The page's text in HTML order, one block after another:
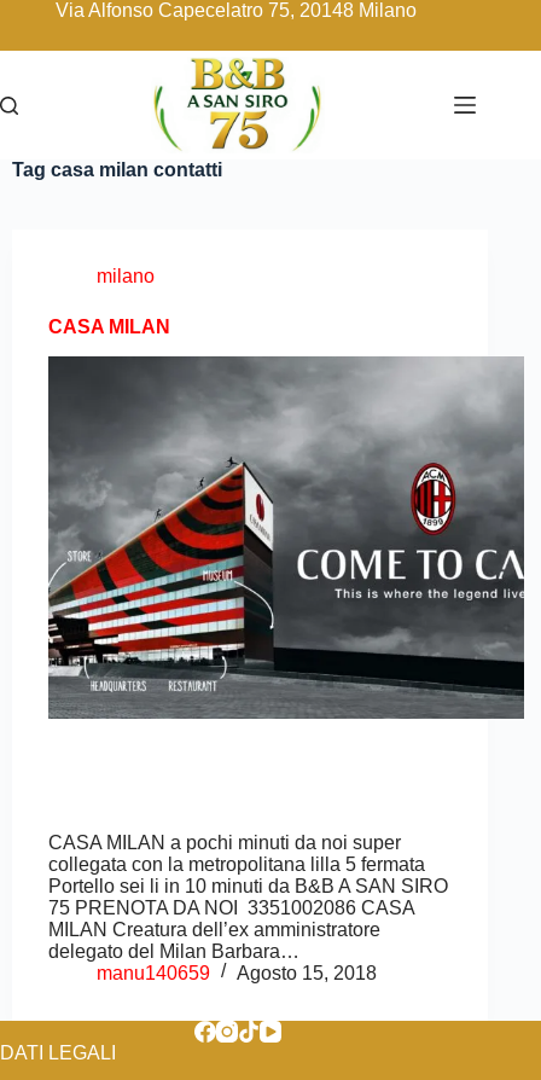
Via Alfonso Capecelatro 75, 20148 Milano
Tag casa milan contatti
milano
CASA MILAN
CASA MILAN a pochi minuti da noi super
collegata con la metropolitana lilla 5 fermata
Portello sei li in 10 minuti da B&B A SAN SIRO
75 PRENOTA DA NOI 3351002086 CASA
MILAN Creatura dell’ex amministratore
delegato del Milan Barbara…
manu140659
Agosto 15, 2018
DATI LEGALI